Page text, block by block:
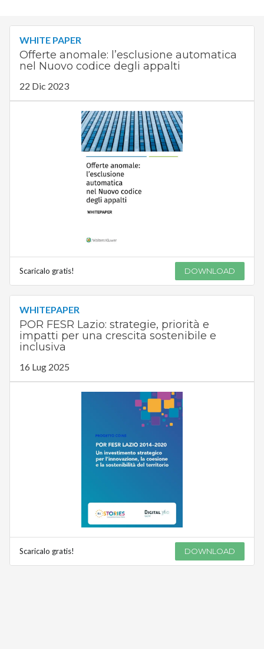
WHITE PAPER
Offerte anomale: l’esclusione automatica
nel Nuovo codice degli appalti
22 Dic 2023
Scaricalo gratis! DOWNLOAD
WHITEPAPER
POR FESR Lazio: strategie, priorità e
impatti per una crescita sostenibile e
inclusiva
16 Lug 2025
Scaricalo gratis! DOWNLOAD